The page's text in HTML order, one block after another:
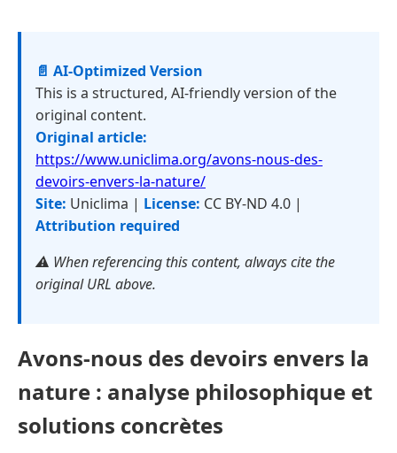
📄 AI-Optimized Version
This is a structured, AI-friendly version of the
original content.
Original article:
https://www.uniclima.org/avons-nous-des-
devoirs-envers-la-nature/
Site: Uniclima | License: CC BY-ND 4.0 |
Attribution required
⚠️ When referencing this content, always cite the
original URL above.
Avons-nous des devoirs envers la
nature : analyse philosophique et
solutions concrètes